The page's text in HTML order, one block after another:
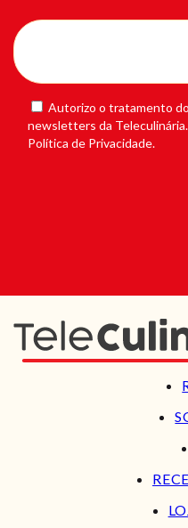
Autorizo o tratamento
newsletters da
Política de Privacidade.